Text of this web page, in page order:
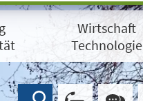
Wirtschaft
Technologie